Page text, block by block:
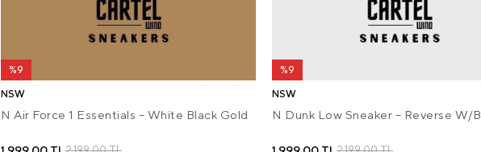
%9
NSW
N Air Force 1 Essentials – White Black Gold
%9
NSW
N Dunk Low Sneaker – Reverse W/B